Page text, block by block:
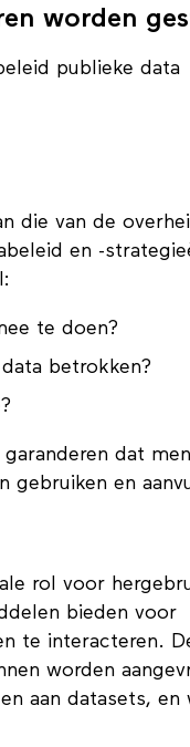
worden
publieke data
die van de
en -
te doen?
betrokken?
dat
gebruiken en
rol voor
bieden voor
te interacteren.
worden
aan datasets, en